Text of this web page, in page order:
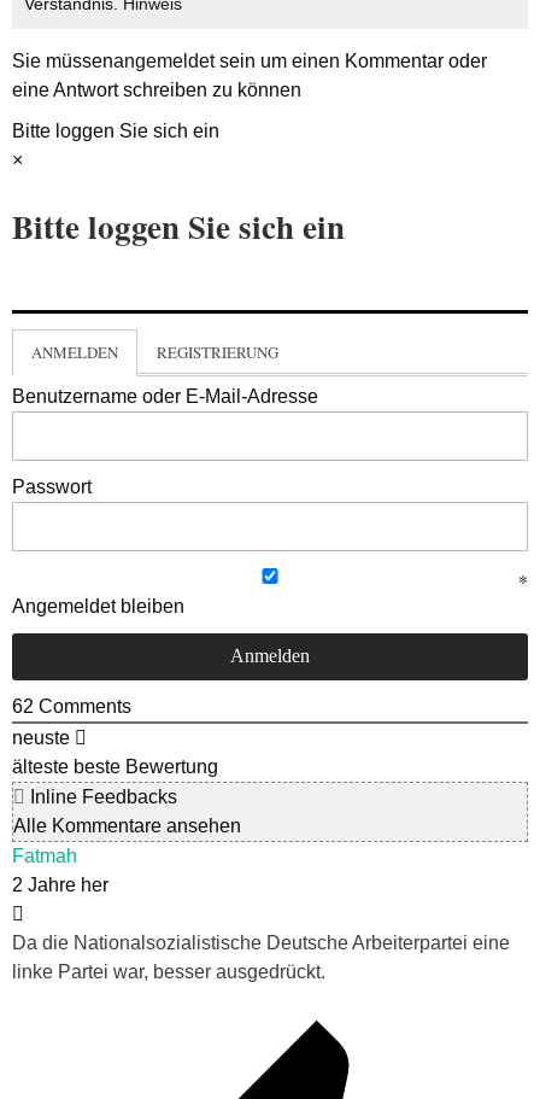
Sie müssenangemeldetsein um einen Kommentar oder
eine Antwort schreiben zu können
Bitte loggen Sie sich ein
×
Bitte loggen Sie sich ein
ANMELDEN REGISTRIERUNG
Benutzername oder E-Mail-Adresse
Passwort
Angemeldet bleiben
62 Comments
neuste
älteste beste Bewertung
Inline Feedbacks
Alle Kommentare ansehen
Fatmah
2 Jahre her
Da die Nationalsozialistische Deutsche Arbeiterpartei eine
linke Partei war, besser ausgedrückt.